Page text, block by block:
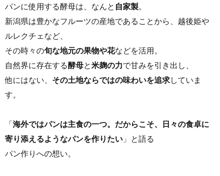
パンに使用する酵母は、なんと 自家製。
新潟県は豊かなフルーツの産地であることから、越後姫や
ルレクチェなど、
その時々の旬な地元の果物や花などを活用。
自然界に存在する酵母と米麹の力で甘みを引き出し、
他にはない、 その土地ならではの味わいを追求していま
す。
「海外ではパンは主食の一つ。だからこそ、日々の食卓に
寄り添えるようなパンを作りたい 」と語る
パン作りへの想い。